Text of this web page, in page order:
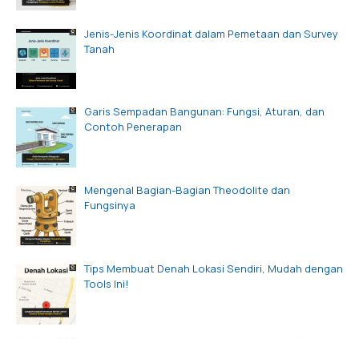
Jenis-Jenis Koordinat dalam Pemetaan dan Survey
Tanah
Garis Sempadan Bangunan: Fungsi, Aturan, dan
Contoh Penerapan
Mengenal Bagian-Bagian Theodolite dan
Fungsinya
Tips Membuat Denah Lokasi Sendiri, Mudah dengan
Tools Ini!